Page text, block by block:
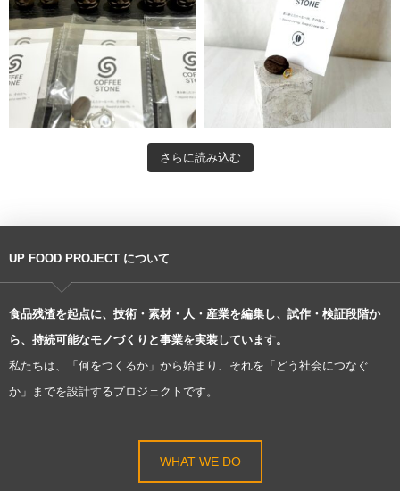
さらに読み込む
UP FOOD PROJECT について
食品残渣を起点に、技術・素材・人・産業を編集し、試作・検証段階か
ら、持続可能なモノづくりと事業を実装しています。
私たちは、「何をつくるか」から始まり、それを「どう社会につなぐ
か」までを設計するプロジェクトです。
WHAT WE DO